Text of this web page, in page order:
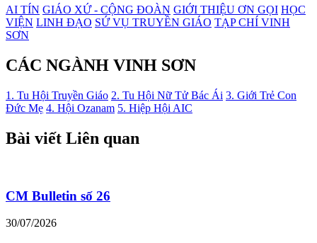
AI TÍN GIÁO XỨ - CỘNG ĐOÀN GIỚI THIỆU ƠN GỌI HỌC
VIỆN LINH ĐẠO SỨ VỤ TRUYỀN GIÁO TẠP CHÍ VINH
SƠN
CÁC NGÀNH VINH SƠN
1. Tu Hội Truyền Giáo 2. Tu Hội Nữ Tử Bác Ái 3. Giới Trẻ Con
Đức Mẹ 4. Hội Ozanam 5. Hiệp Hội AIC
Bài viết Liên quan
CM Bulletin số 26
30/07/2026